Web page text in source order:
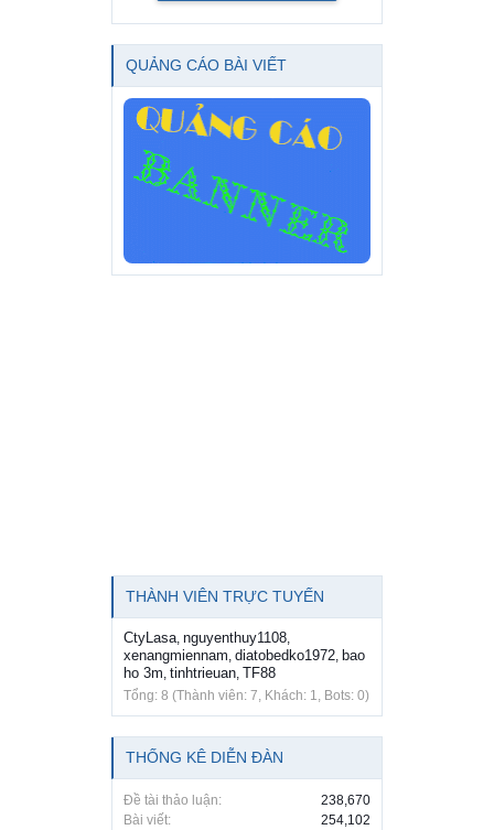
QUẢNG CÁO BÀI VIẾT
THÀNH VIÊN TRỰC TUYẾN
CtyLasa nguyenthuy1108
xenangmiennam diatobedko1972 bao
ho 3m tinhtrieuan TF88
Tổng: 8 (Thành viên: 7, Khách: 1, Bots: 0)
THỐNG KÊ DIỄN ĐÀN
Đề tài thảo luận:
238,670
Bài viết:
254,102